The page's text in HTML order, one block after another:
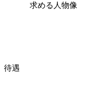
求める人物像
待遇